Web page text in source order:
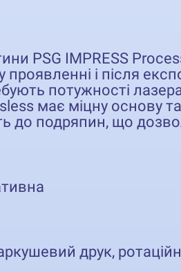
PSG IMPRESS
проявленні і після
потужності
має міцну основу
до подряпин, що
друк,